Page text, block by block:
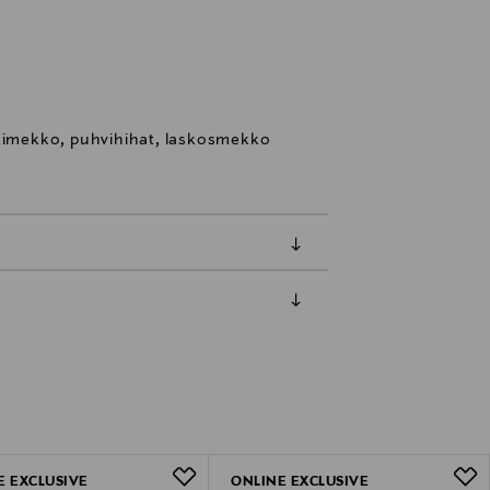
puhvihihat, laskosmekko
valittuun osoitteeseen.
EXCLUSIVE ONLINE EXCLUSIVE